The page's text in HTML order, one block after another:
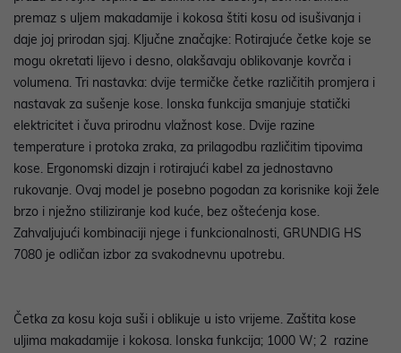
premaz s uljem makadamije i kokosa štiti kosu od isušivanja i
daje joj prirodan sjaj. Ključne značajke: Rotirajuće četke koje se
mogu okretati lijevo i desno, olakšavaju oblikovanje kovrča i
volumena. Tri nastavka: dvije termičke četke različitih promjera i
nastavak za sušenje kose. Ionska funkcija smanjuje statički
elektricitet i čuva prirodnu vlažnost kose. Dvije razine
temperature i protoka zraka, za prilagodbu različitim tipovima
kose. Ergonomski dizajn i rotirajući kabel za jednostavno
rukovanje. Ovaj model je posebno pogodan za korisnike koji žele
brzo i nježno stiliziranje kod kuće, bez oštećenja kose.
Zahvaljujući kombinaciji njege i funkcionalnosti, GRUNDIG HS
7080 je odličan izbor za svakodnevnu upotrebu.
Četka za kosu koja suši i oblikuje u isto vrijeme. Zaštita kose
uljima makadamije i kokosa. Ionska funkcija; 1000 W; 2 razine